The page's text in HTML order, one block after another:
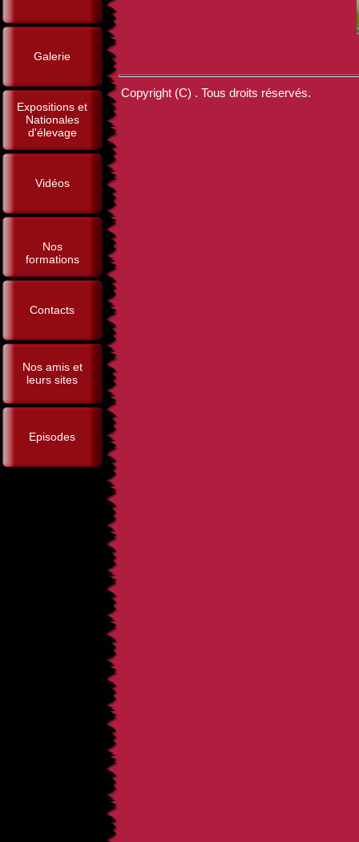
Galerie
Expositions et
Nationales
d'élevage
Vidéos
Nos
formations
Contacts
Nos amis et
leurs sites
Episodes
Copyright (C) . Tous droits réservés.